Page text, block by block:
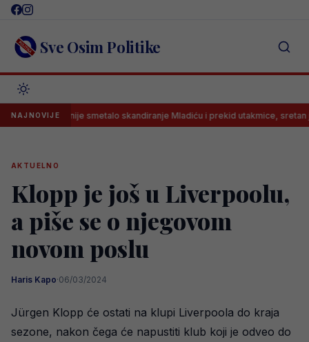
Skip
content Sve Osim Politike
NAJNOVIJE
nije smetalo skandiranje Mladiću i prekid utakmice, sretan je: ‘Stare
AKTUELNO
Klopp je još u Liverpoolu,
a piše se o njegovom
novom poslu
Haris Kapo·06/03/2024
Jürgen Klopp će ostati na klupi Liverpoola do kraja
sezone, nakon čega će napustiti klub koji je odveo do